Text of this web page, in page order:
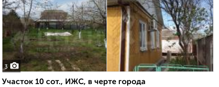
3
Участок 10 сот., ИЖС, в черте города